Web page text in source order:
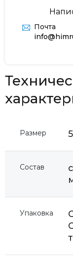
Почта
Размер
Состав
Упаковка